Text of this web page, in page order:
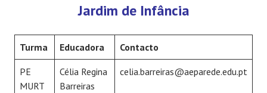
Jardim de Infância
Turma Educadora Contacto
PE
MURT
Célia Regina
Barreiras
celia.barreiras@aeparede.edu.pt